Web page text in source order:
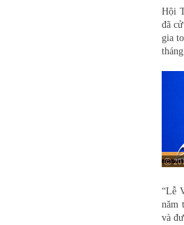
Hội
đã
gia
ⓒ
“Lễ
năm
và